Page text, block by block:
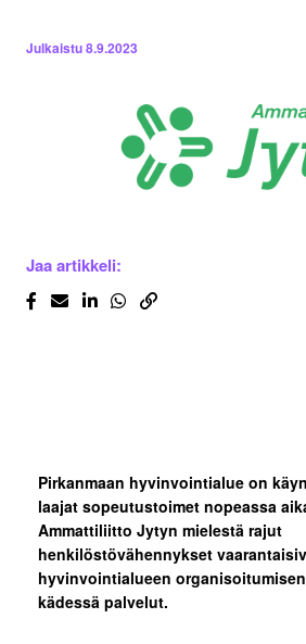
Julkaistu8.9.2023
Jaa artikkeli:
Pirkanmaan hyvinvointialue on
laajat sopeutustoimet nopeassa
Ammattiliitto Jytyn mielestä rajut
henkilöstövähennykset
hyvinvointialueen
kädessä palvelut.